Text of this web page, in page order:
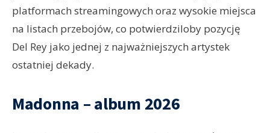
platformach streamingowych oraz wysokie miejsca
na listach przebojów, co potwierdziloby pozycję
Del Rey jako jednej z najważniejszych artystek
ostatniej dekady.
Madonna – album 2026